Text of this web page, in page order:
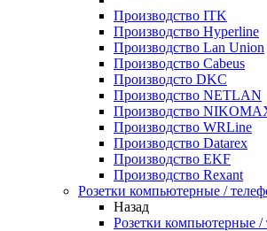
Производство ITK
Производство Hyperline
Производство Lan Union
Производство Cabeus
Производсто DKC
Производство NETLAN
Производство
Производство WRLine
Производство Datarex
Производство EKF
Производство Rexant
Розетки компьютерные /
Назад
Розетки компьютерные